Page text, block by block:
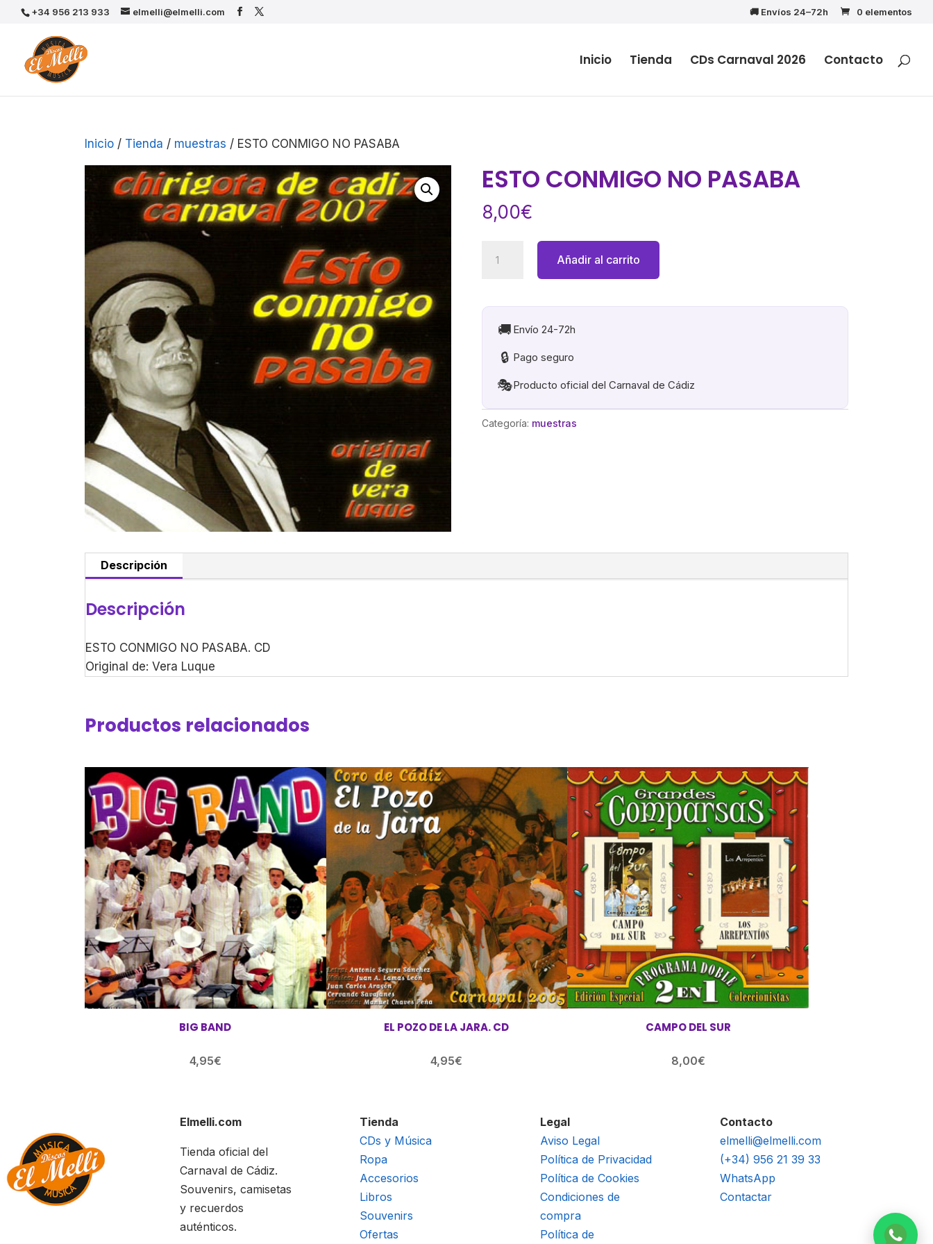
+34 956 213 933 elmelli@elmelli.com 🚚 Envíos 24–72h 0 elementos
Inicio Tienda CDs Carnaval 2026 Contacto
Inicio / Tienda / muestras / ESTO CONMIGO NO PASABA
ESTO CONMIGO NO PASABA
8,00€
CONMIGO
PASABA
cantidad
Añadir al carrito
🚚 Envío 24-72h
🔒 Pago seguro
🎭Producto oficial del Carnaval de Cádiz
Categoría: muestras
Descripción
Descripción
ESTO CONMIGO NO PASABA. CD
Original de: Vera Luque
Productos relacionados
BIG BAND
4,95€
EL POZO DE LA JARA. CD
4,95€
CAMPO DEL SUR
8,00€
Elmelli.com
Tienda oficial del
Carnaval de Cádiz.
Souvenirs, camisetas
y recuerdos
auténticos.
Tienda
CDs y Música
Ropa
Accesorios
Libros
Souvenirs
Ofertas
Legal
Aviso Legal
Política de Privacidad
Política de Cookies
Condiciones de
compra
Política de
Contacto
elmelli@elmelli.com
(+34) 956 21 39 33
WhatsApp
Contactar